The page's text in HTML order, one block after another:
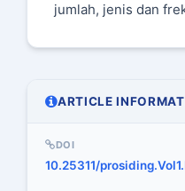
jumlah, jenis dan
ARTICLE
DOI
10.25311/